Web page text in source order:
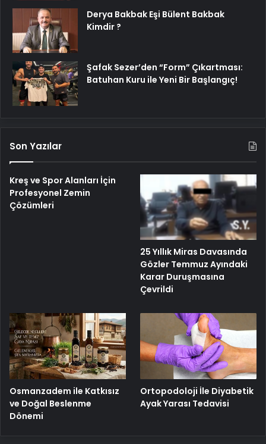
Derya Bakbak Eşi Bülent Bakbak
Kimdir ?
Şafak Sezer’den “Form” Çıkartması:
Batuhan Kuru ile Yeni Bir Başlangıç!
Son Yazılar
Kreş ve Spor Alanları İçin
Profesyonel Zemin
Çözümleri
25 Yıllık Miras Davasında
Gözler Temmuz Ayındaki
Karar Duruşmasına
Çevrildi
Osmanzadem ile Katkısız
ve Doğal Beslenme
Dönemi
Ortopodoloji İle Diyabetik
Ayak Yarası Tedavisi